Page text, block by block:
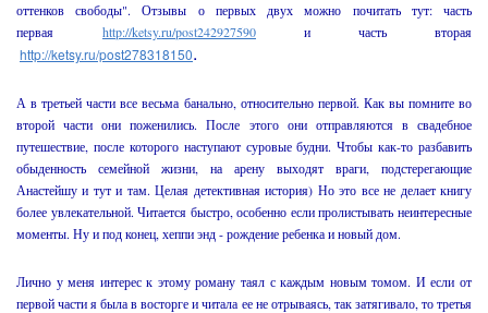
оттенков свободы". Отзывы о первых двух можно почитать тут: часть
первая http://ketsy.ru/post242927590 и часть вторая
http://ketsy.ru/post278318150.
А в третьей части все весьма банально, относительно первой. Как вы помните во
второй части они поженились. После этого они отправляются в свадебное
путешествие, после которого наступают суровые будни. Чтобы как-то разбавить
обыденность семейной жизни, на арену выходят враги, подстерегающие
Анастейшу и тут и там. Целая детективная история) Но это все не делает книгу
более увлекательной. Читается быстро, особенно если пролистывать неинтересные
моменты. Ну и под конец, хеппи энд - рождение ребенка и новый дом.
Лично у меня интерес к этому роману таял с каждым новым томом. И если от
первой части я была в восторге и читала ее не отрываясь, так затягивало, то третья